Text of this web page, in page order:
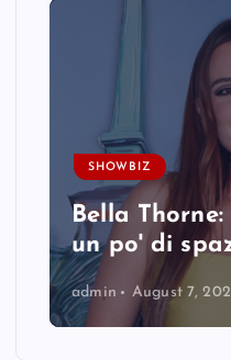
SHOWBIZ
Bella
un po' di
admin August 7,